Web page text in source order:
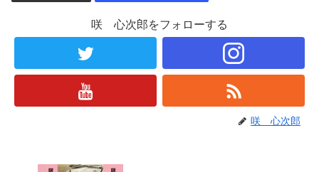
咲 心次郎をフォローする
咲 心次郎